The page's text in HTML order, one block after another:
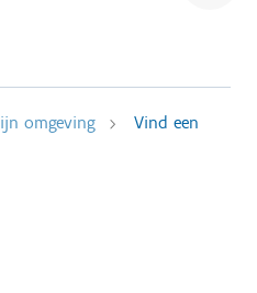
omgeving
Vind een